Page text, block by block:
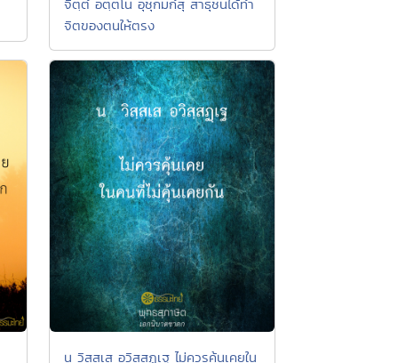
จิตฺตํ อตฺตโน อุชุกมกํสุ สาธุชนได้ทำ
จิตของตนให้ตรง
น วิสฺสเส อวิสฺสฏฺเฐ ไม่ควรคุ้นเคยใน